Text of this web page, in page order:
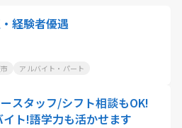
経験者優遇
アルバイト・パート
スタッフ/シフト相談もOK!
ト!語学力も活かせます